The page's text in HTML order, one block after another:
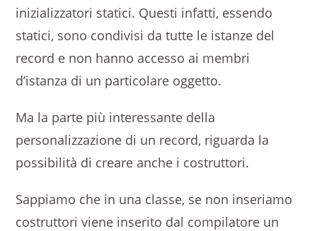
inizializzatori statici. Questi infatti, essendo
statici, sono condivisi da tutte le istanze del
record e non hanno accesso ai membri
d’istanza di un particolare oggetto.
Ma la parte più interessante della
personalizzazione di un record, riguarda la
possibilità di creare anche i costruttori.
Sappiamo che in una classe, se non inseriamo
costruttori viene inserito dal compilatore un